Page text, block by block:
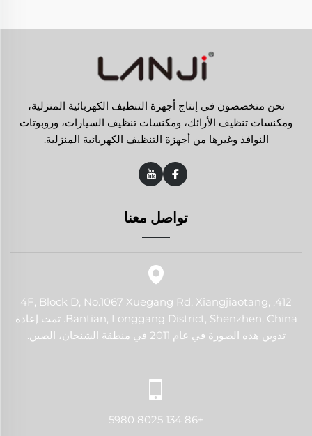
نحن متخصصون في إنتاج أجهزة التنظيف الكهربائية المنزلية،
ومكنسات تنظيف الأرائك، ومكنسات تنظيف السيارات، وروبوتات
النوافذ وغيرها من أجهزة التنظيف الكهربائية المنزلية.
تواصل معنا
412, 4F, Block D, No.1067 Xuegang Rd, Xiangjiaotang,
Bantian, Longgang District, Shenzhen, China. تمت إعادة
تدوين هذه الصورة في عام 2011 في منطقة الشنجان، الصين.
+86 134 8025 5980